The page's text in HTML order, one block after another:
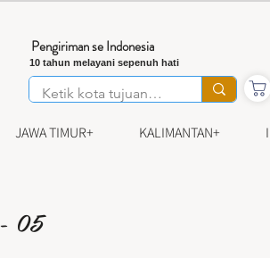
10 tahun melayani sepenuh hati
Pengiriman se Indonesia
JAWA TIMUR+ KALIMANTAN+
- 05